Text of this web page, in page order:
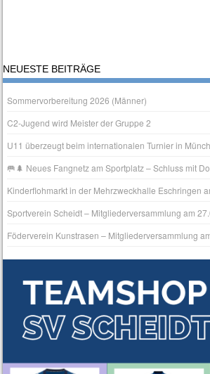
NEUESTE BEITRÄGE
Sommervorbereitung 2026 (Männer)
C2-Jugend wird Meister der Gruppe 2
U11 überzeugt beim internationalen Turnier in
🥅🌲 Neues Fangnetz am Sportplatz – Schluss mit
Kinderflohmarkt in der Mehrzweckhalle Eschringen
Sportverein Scheidt – Mitgliederversammlung am
Föderverein Kunstrasen – Mitgliederversammlung